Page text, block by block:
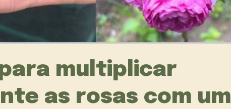
multiplicar
as rosas com um